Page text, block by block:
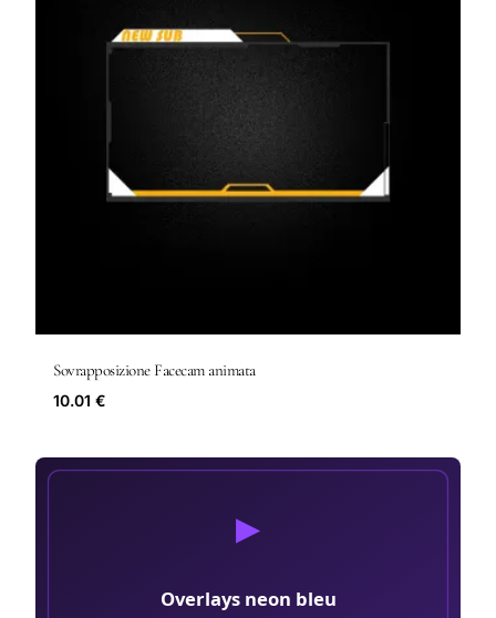
Sovrapposizione Facecam animata
10.01 €